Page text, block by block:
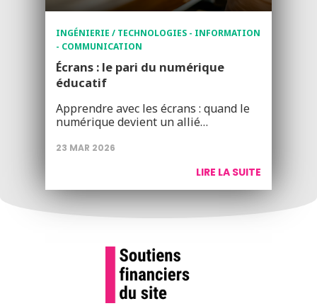
INGÉNIERIE / TECHNOLOGIES - INFORMATION
- COMMUNICATION
Écrans : le pari du numérique
éducatif
Apprendre avec les écrans : quand le
numérique devient un allié…
23 MAR 2026
LIRE LA SUITE